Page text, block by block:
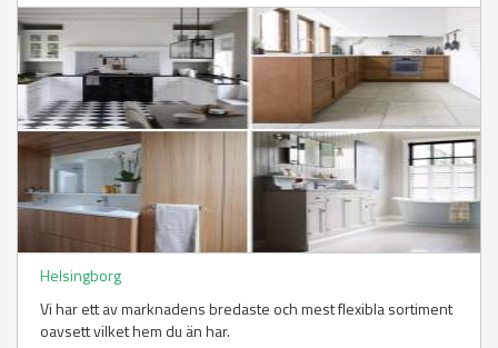
Helsingborg
Vi har ett av marknadens bredaste och mest flexibla sortiment
oavsett vilket hem du än har.